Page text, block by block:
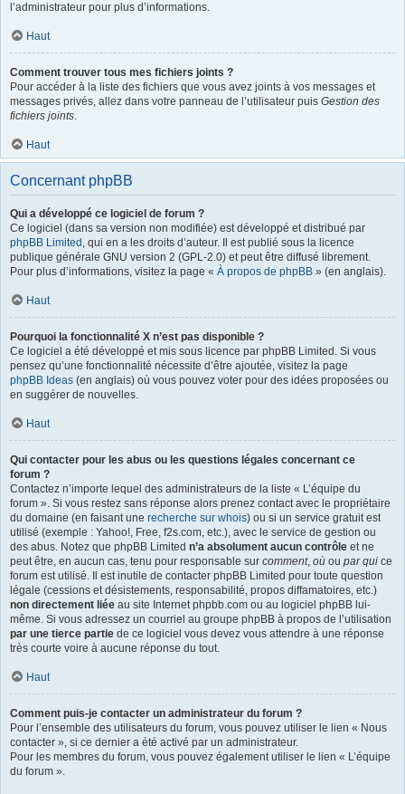
l’administrateur pour plus d’informations.
Haut
Comment trouver tous mes fichiers joints ?
Pour accéder à la liste des fichiers que vous avez joints à vos messages et
messages privés, allez dans votre panneau de l’utilisateur puis Gestion des
fichiers joints.
Haut
Concernant phpBB
Qui a développé ce logiciel de forum ?
Ce logiciel (dans sa version non modifiée) est développé et distribué par
phpBB Limited , qui en a les droits d’auteur. Il est publié sous la licence
publique générale GNU version 2 (GPL-2.0) et peut être diffusé librement.
Pour plus d’informations, visitez la page « À propos de phpBB » (en anglais).
Haut
Pourquoi la fonctionnalité X n’est pas disponible ?
Ce logiciel a été développé et mis sous licence par phpBB Limited. Si vous
pensez qu’une fonctionnalité nécessite d’être ajoutée, visitez la page
phpBB Ideas (en anglais) où vous pouvez voter pour des idées proposées ou
en suggérer de nouvelles.
Haut
Qui contacter pour les abus ou les questions légales concernant ce
forum ?
Contactez n’importe lequel des administrateurs de la liste « L’équipe du
forum ». Si vous restez sans réponse alors prenez contact avec le propriétaire
du domaine (en faisant une recherche sur whois) ou si un service gratuit est
utilisé (exemple : Yahoo!, Free, f2s.com, etc.), avec le service de gestion ou
des abus. Notez que phpBB Limited n’a absolument aucun contrôle et ne
peut être, en aucun cas, tenu pour responsable sur comment, où ou par qui ce
forum est utilisé. Il est inutile de contacter phpBB Limited pour toute question
légale (cessions et désistements, responsabilité, propos diffamatoires, etc.)
non directement liée au site Internet phpbb.com ou au logiciel phpBB lui-
même. Si vous adressez un courriel au groupe phpBB à propos de l’utilisation
par une tierce partie de ce logiciel vous devez vous attendre à une réponse
très courte voire à aucune réponse du tout.
Haut
Comment puis-je contacter un administrateur du forum ?
Pour l’ensemble des utilisateurs du forum, vous pouvez utiliser le lien « Nous
contacter », si ce dernier a été activé par un administrateur.
Pour les membres du forum, vous pouvez également utiliser le lien « L’équipe
du forum ».